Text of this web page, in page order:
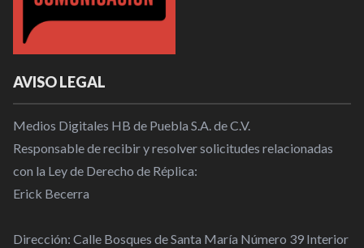
AVISO LEGAL
Medios Digitales HB de Puebla S.A. de C.V.
Responsable de recibir y resolver solicitudes relacionadas
con la Ley de Derecho de Réplica:
Erick Becerra
Dirección: Calle Bosques de Santa María Número 39 Interior